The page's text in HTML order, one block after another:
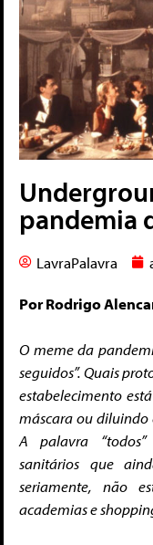
pandemia
LavraPalavra
Por Rodrigo
Omemeda
seguidos”. Quais
estabelecimento
máscara ou
A palavra “todos”
sanitários que
seriamente, não
academias e